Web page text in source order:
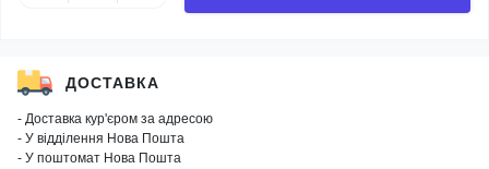
ДОСТАВКА
- Доставка кур'єром за адресою
- У відділення Нова Пошта
- У поштомат Нова Пошта